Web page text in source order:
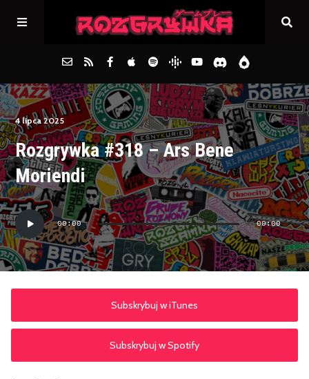
Główna
Archiwum
FAQs
Kontakt
4 lipca 2025
Rozgrywka #318 – Ars Bene
Moriendi
Odtwarzacz
plików
dźwiękowych
00:00 00:00
Subskrybuj w iTunes
Subskrybuj w Spotify